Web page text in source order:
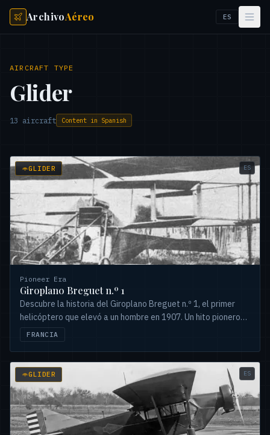
ArchivoAéreo ES
AIRCRAFT TYPE
Glider
13 aircraft Content in Spanish
GLIDER ES
Pioneer Era
Giroplano Breguet n.º 1
Descubre la historia del Giroplano Breguet n.º 1, el primer
helicóptero que elevó a un hombre en 1907. Un hito pionero
en la aviación francesa.
FRANCIA
GLIDER ES